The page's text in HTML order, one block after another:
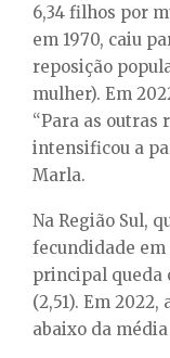
6,34 filhos por
em 1970, caiu
reposição
mulher). Em
“Para as outras
intensificou a
Marla.
Na Região Sul,
fecundidade em
principal queda
(2,51). Em
abaixo da